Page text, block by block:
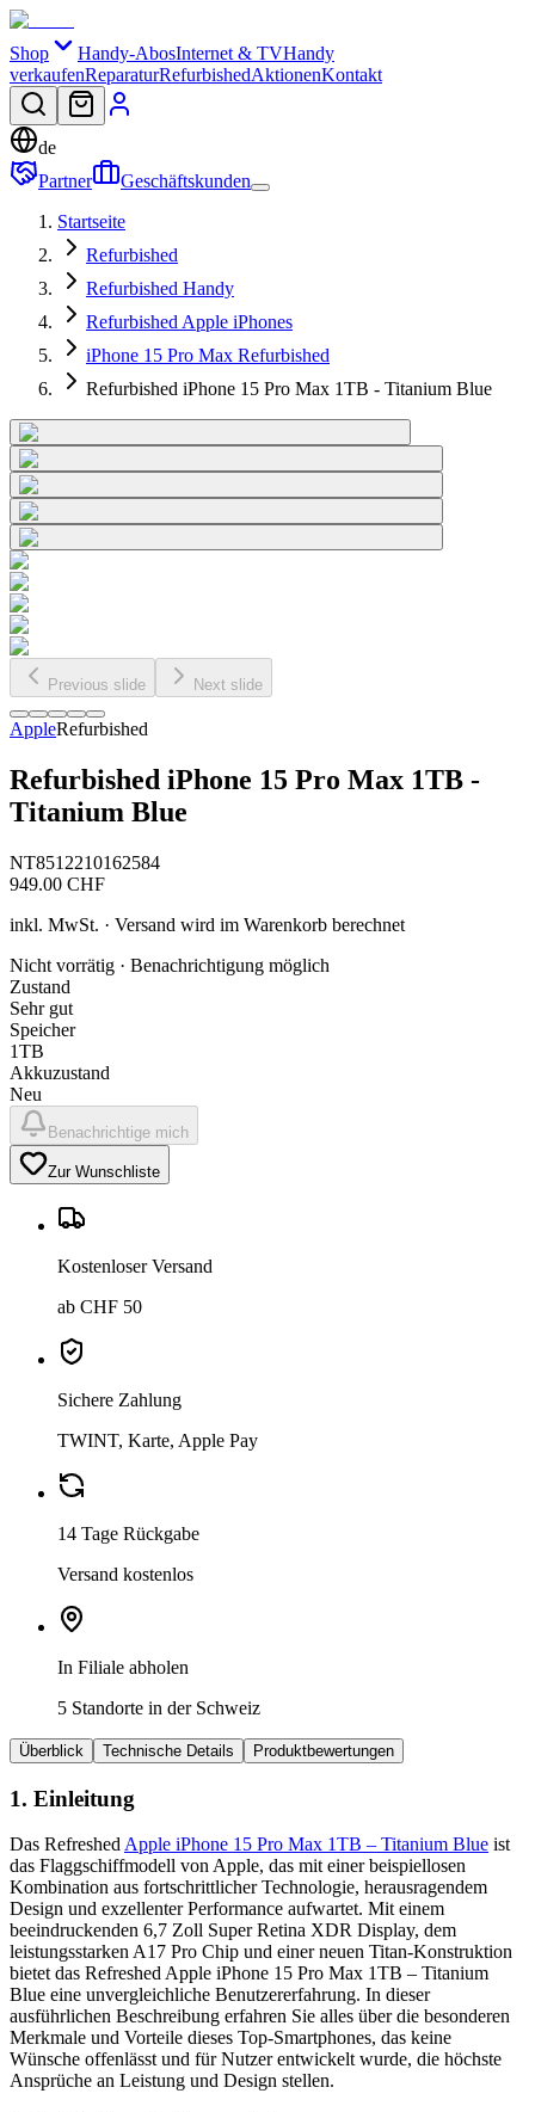
Shop Handy-AbosInternet & TVHandy
verkaufenReparaturRefurbishedAktionenKontakt
de
Partner
Geschäftskunden
Startseite
Refurbished
Refurbished Handy
Refurbished Apple iPhones
iPhone 15 Pro Max Refurbished
Refurbished iPhone 15 Pro Max 1TB - Titanium Blue
Previous slide Next slide
AppleRefurbished
Refurbished iPhone 15 Pro Max 1TB -
Titanium Blue
NT8512210162584
949.00 CHF
inkl. MwSt. · Versand wird im Warenkorb berechnet
Nicht vorrätig · Benachrichtigung möglich
Zustand
Sehr gut
Speicher
1TB
Akkuzustand
Neu
Benachrichtige mich
Zur Wunschliste
Kostenloser Versand
ab CHF 50
Sichere Zahlung
TWINT, Karte, Apple Pay
14 Tage Rückgabe
Versand kostenlos
In Filiale abholen
5 Standorte in der Schweiz
Überblick Technische Details Produktbewertungen
1. Einleitung
Das Refreshed Apple iPhone 15 Pro Max 1TB – Titanium Blue ist
das Flaggschiffmodell von Apple, das mit einer beispiellosen
Kombination aus fortschrittlicher Technologie, herausragendem
Design und exzellenter Performance aufwartet. Mit einem
beeindruckenden 6,7 Zoll Super Retina XDR Display, dem
leistungsstarken A17 Pro Chip und einer neuen Titan-Konstruktion
bietet das Refreshed Apple iPhone 15 Pro Max 1TB – Titanium
Blue eine unvergleichliche Benutzererfahrung. In dieser
ausführlichen Beschreibung erfahren Sie alles über die besonderen
Merkmale und Vorteile dieses Top-Smartphones, das keine
Wünsche offenlässt und für Nutzer entwickelt wurde, die höchste
Ansprüche an Leistung und Design stellen.